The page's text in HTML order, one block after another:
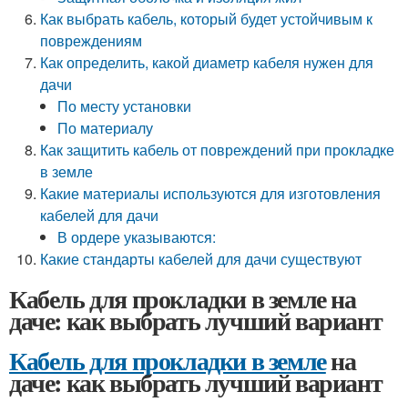
Как выбрать кабель, который будет устойчивым к
повреждениям
Как определить, какой диаметр кабеля нужен для
дачи
По месту установки
По материалу
Как защитить кабель от повреждений при прокладке
в земле
Какие материалы используются для изготовления
кабелей для дачи
В ордере указываются:
Какие стандарты кабелей для дачи существуют
Кабель для прокладки в земле на
даче: как выбрать лучший вариант
Кабель для прокладки в землена
даче: как выбрать лучший вариант